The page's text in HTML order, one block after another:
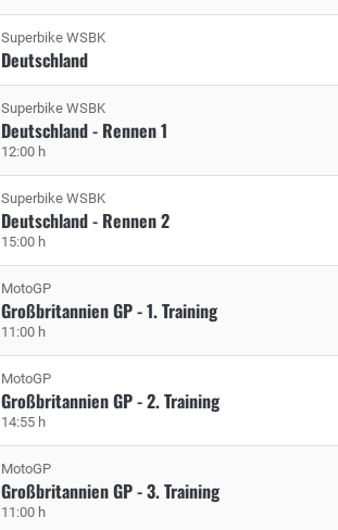
Superbike WSBK
Deutschland
Superbike WSBK
Deutschland - Rennen 1
12:00 h
Superbike WSBK
Deutschland - Rennen 2
15:00 h
MotoGP
Großbritannien GP - 1. Training
11:00 h
MotoGP
Großbritannien GP - 2. Training
14:55 h
MotoGP
Großbritannien GP - 3. Training
11:00 h